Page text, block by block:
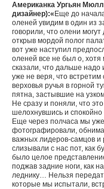
Американка Ургьян
дизайнер):« Еще до
оленей увидим в один из
говорили, что олени
открыв мордой полог
вот уже наступил
оленей все не был о,
сказали, что дальше
уже не веря, что
верховья ручья в горной
пятна, застывшие на
Не сразу и поняли, что
шелохнувшись и
Еще через полчаса мы
фотографировали,
важных лидеров-самцов и
слизывали с нас пот, как
было целое
поджав задние ноги, как
леднику… Нельзя
которые мы испытали,